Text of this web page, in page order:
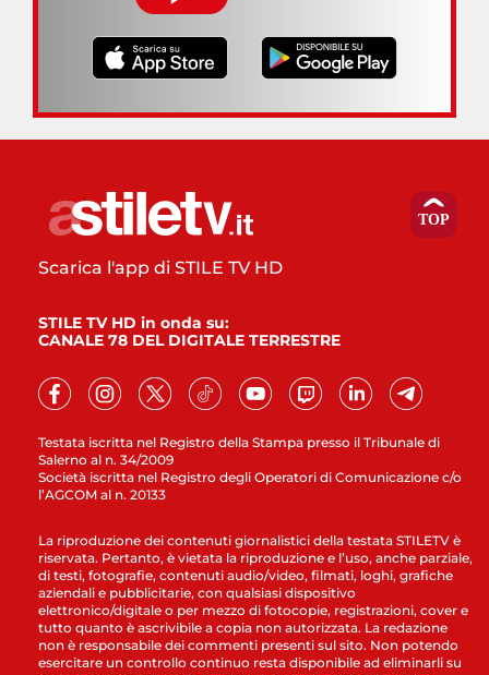
Testata iscritta nel Registro della Stampa presso il Tribunale di
Salerno al n. 34/2009
Società iscritta nel Registro degli Operatori di Comunicazione c/o
l’AGCOM al n. 20133
Scarica l'app di STILE TV HD
STILE TV HD in onda su:
CANALE 78 DEL DIGITALE TERRESTRE
La riproduzione dei contenuti giornalistici della testata STILETV è
riservata. Pertanto, è vietata la riproduzione e l’uso, anche parziale,
di testi, fotografie, contenuti audio/video, filmati, loghi, grafiche
aziendali e pubblicitarie, con qualsiasi dispositivo
elettronico/digitale o per mezzo di fotocopie, registrazioni, cover e
tutto quanto è ascrivibile a copia non autorizzata. La redazione
non è responsabile dei commenti presenti sul sito. Non potendo
esercitare un controllo continuo resta disponibile ad eliminarli su